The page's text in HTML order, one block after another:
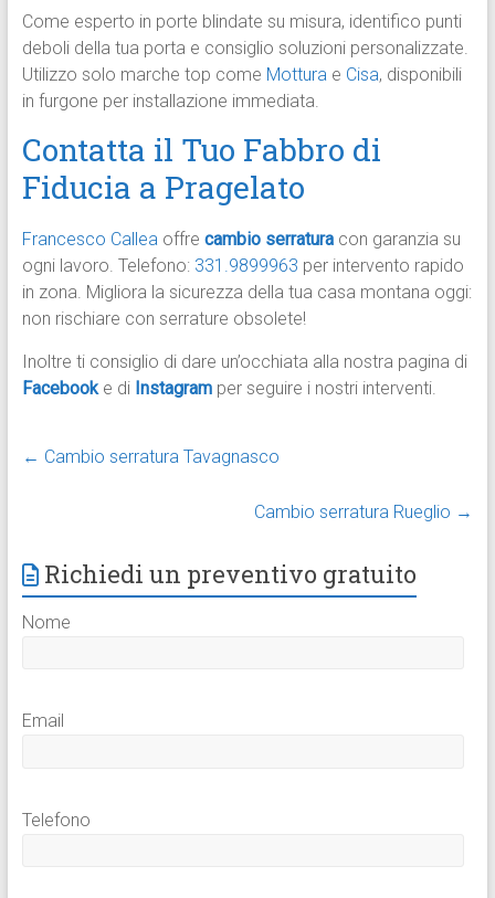
Come esperto in porte blindate su misura, identifico punti
deboli della tua porta e consiglio soluzioni personalizzate.
Utilizzo solo marche top come Motturae Cisa, disponibili
in furgone per installazione immediata.​
Contatta il Tuo Fabbro di
Fiducia a Pragelato
Francesco Calleaoffre cambio serratura con garanzia su
ogni lavoro. Telefono: 331.9899963 per intervento rapido
in zona. Migliora la sicurezza della tua casa montana oggi:
non rischiare con serrature obsolete!
Inoltre ti consiglio di dare un’occhiata alla nostra pagina di
Facebook e di Instagram per seguire i nostri interventi.
← Cambio serratura Tavagnasco
Cambio serratura Rueglio →
Richiedi un preventivo gratuito
Nome
Email
Telefono